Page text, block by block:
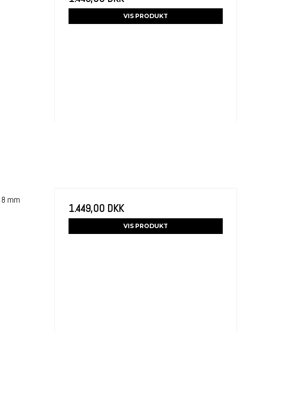
VIS PRODUKT
mm
1.449,00 DKK
VIS PRODUKT